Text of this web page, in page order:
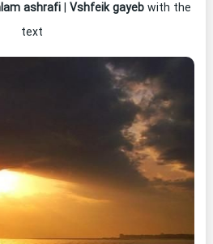
ashrafi| Vshfeik gayeb with the
text